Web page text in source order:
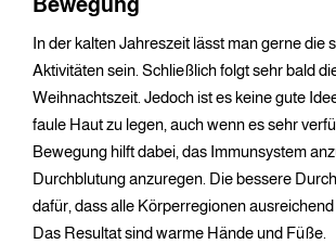
In der kalten Jahreszeit lässt man gerne die
Aktivitäten sein. Schließlich folgt sehr bald
Weihnachtszeit. Jedoch ist es keine gute
faule Haut zu legen, auch wenn es sehr
Bewegung hilft dabei, das Immunsystem
Durchblutung anzuregen. Die bessere
dafür, dass alle Körperregionen
Das Resultat sind warme Hände und Füße.